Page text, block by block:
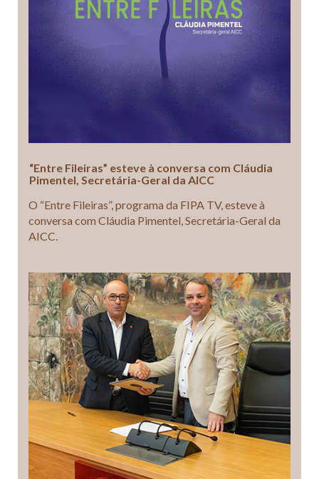
“Entre Fileiras” esteve à conversa com Cláudia
Pimentel, Secretária-Geral da AICC
O “Entre Fileiras”, programa da FIPA TV, esteve à
conversa com Cláudia Pimentel, Secretária-Geral da
AICC.